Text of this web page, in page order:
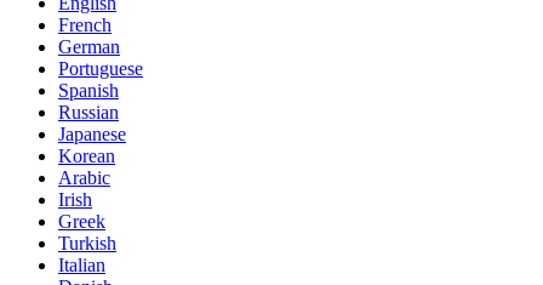
French
German
Portuguese
Spanish
Russian
Japanese
Korean
Arabic
Irish
Greek
Turkish
Italian